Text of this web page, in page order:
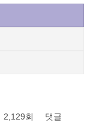
2,129회
댓글